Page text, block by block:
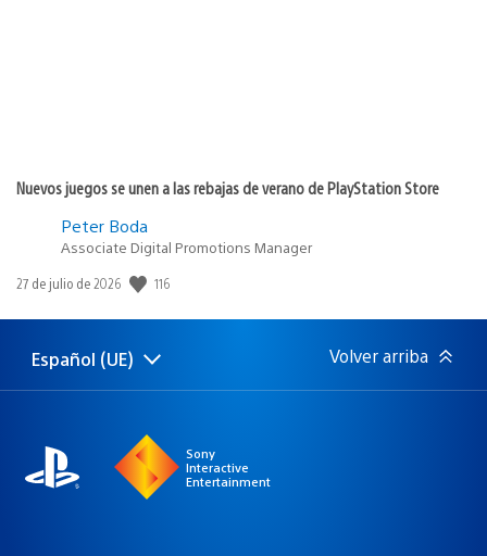
Nuevos juegos se unen a las rebajas de verano de PlayStation Store
Peter Boda
Associate Digital Promotions Manager
Fecha
publicación:
27 de julio de 2026 116
Selecciona
una
Región
actual:
Español (UE) Volver arriba
Sony
Interactive
Entertainment